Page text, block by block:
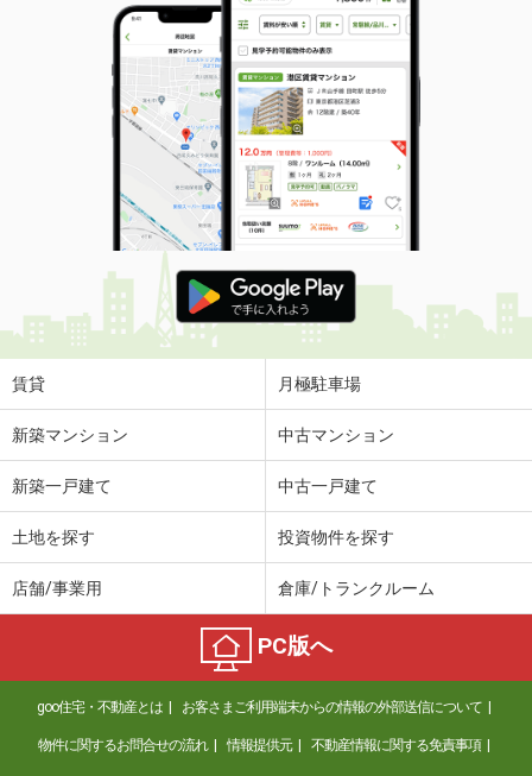
賃貸 月極駐車場
新築マンション 中古マンション
新築一戸建て 中古一戸建て
土地を探す 投資物件を探す
店舗/事業用 倉庫/トランクルーム
PC版へ
goo住宅・不動産とは お客さまご利用端末からの情報の外部送信について
物件に関するお問合せの流れ 情報提供元 不動産情報に関する免責事項